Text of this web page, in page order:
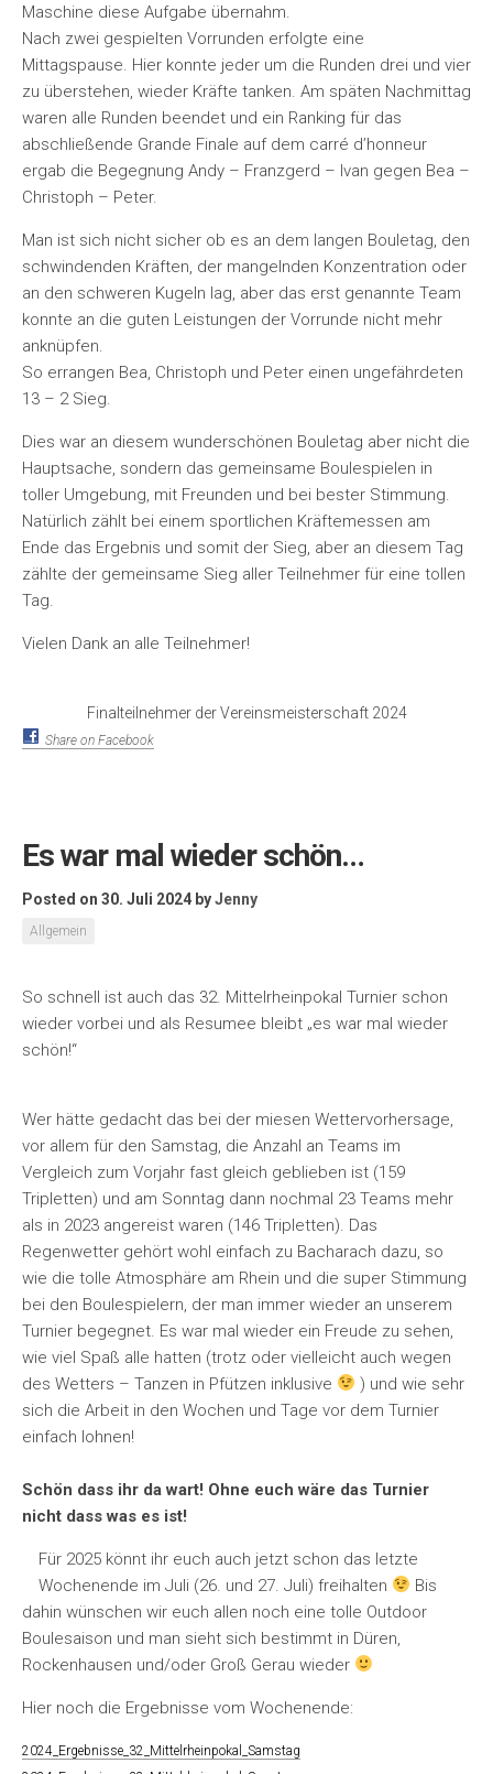
Maschine diese Aufgabe übernahm.
Nach zwei gespielten Vorrunden erfolgte eine
Mittagspause. Hier konnte jeder um die Runden drei und vier
zu überstehen, wieder Kräfte tanken. Am späten Nachmittag
waren alle Runden beendet und ein Ranking für das
abschließende Grande Finale auf dem carré d’honneur
ergab die Begegnung Andy – Franzgerd – Ivan gegen Bea –
Christoph – Peter.
Man ist sich nicht sicher ob es an dem langen Bouletag, den
schwindenden Kräften, der mangelnden Konzentration oder
an den schweren Kugeln lag, aber das erst genannte Team
konnte an die guten Leistungen der Vorrunde nicht mehr
anknüpfen.
So errangen Bea, Christoph und Peter einen ungefährdeten
13 – 2 Sieg.
Dies war an diesem wunderschönen Bouletag aber nicht die
Hauptsache, sondern das gemeinsame Boulespielen in
toller Umgebung, mit Freunden und bei bester Stimmung.
Natürlich zählt bei einem sportlichen Kräftemessen am
Ende das Ergebnis und somit der Sieg, aber an diesem Tag
zählte der gemeinsame Sieg aller Teilnehmer für eine tollen
Tag.
Vielen Dank an alle Teilnehmer!
Finalteilnehmer der Vereinsmeisterschaft 2024
Share on Facebook
Es war mal wieder schön…
Posted on 30. Juli 2024 byJenny
Allgemein
So schnell ist auch das 32. Mittelrheinpokal Turnier schon
wieder vorbei und als Resumee bleibt „es war mal wieder
schön!“
Wer hätte gedacht das bei der miesen Wettervorhersage,
vor allem für den Samstag, die Anzahl an Teams im
Vergleich zum Vorjahr fast gleich geblieben ist (159
Tripletten) und am Sonntag dann nochmal 23 Teams mehr
als in 2023 angereist waren (146 Tripletten). Das
Regenwetter gehört wohl einfach zu Bacharach dazu, so
wie die tolle Atmosphäre am Rhein und die super Stimmung
bei den Boulespielern, der man immer wieder an unserem
Turnier begegnet. Es war mal wieder ein Freude zu sehen,
wie viel Spaß alle hatten (trotz oder vielleicht auch wegen
des Wetters – Tanzen in Pfützen inklusive
) und wie sehr
sich die Arbeit in den Wochen und Tage vor dem Turnier
einfach lohnen!
Schön dass ihr da wart! Ohne euch wäre das Turnier
nicht dass was es ist!
Für 2025 könnt ihr euch auch jetzt schon das letzte
Wochenende im Juli (26. und 27. Juli) freihalten
Bis
dahin wünschen wir euch allen noch eine tolle Outdoor
Boulesaison und man sieht sich bestimmt in Düren,
Rockenhausen und/oder Groß Gerau wieder
Hier noch die Ergebnisse vom Wochenende:
2024_Ergebnisse_32_Mittelrheinpokal_Samstag